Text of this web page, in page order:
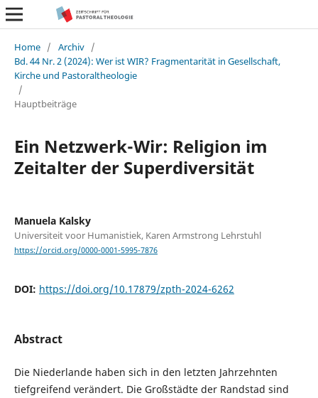
Home / Archiv /
Bd. 44 Nr. 2 (2024): Wer ist WIR? Fragmentarität in Gesellschaft,
Kirche und Pastoraltheologie
/
Hauptbeiträge
Ein Netzwerk-Wir: Religion im
Zeitalter der Superdiversität
Manuela Kalsky
Universiteit voor Humanistiek, Karen Armstrong Lehrstuhl
https://orcid.org/0000-0001-5995-7876
DOI: https://doi.org/10.17879/zpth-2024-6262
Abstract
Die Niederlande haben sich in den letzten Jahrzehnten
tiefgreifend verändert. Die Großstädte der Randstad sind